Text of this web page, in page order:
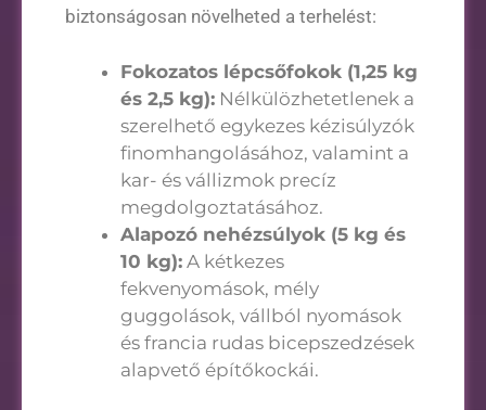
biztonságosan növelheted a terhelést:
Fokozatos lépcsőfokok (1,25 kg
és 2,5 kg): Nélkülözhetetlenek a
szerelhető egykezes kézisúlyzók
finomhangolásához, valamint a
kar- és vállizmok precíz
megdolgoztatásához.
Alapozó nehézsúlyok (5 kg és
10 kg): A kétkezes
fekvenyomások, mély
guggolások, vállból nyomások
és francia rudas bicepszedzések
alapvető építőkockái.